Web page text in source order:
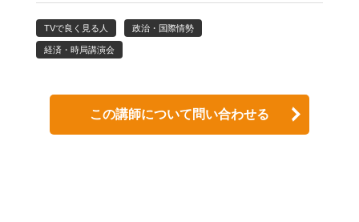
TVで良く見る人 政治・国際情勢
経済・時局講演会
この講師について問い合わせる